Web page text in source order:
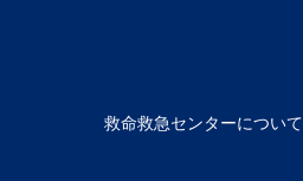
救命救急センターについて